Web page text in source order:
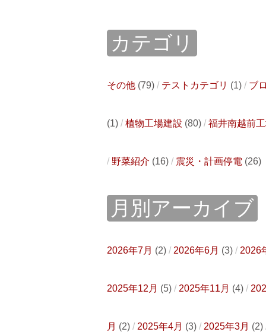
カテゴリ
その他 (79) テストカテゴリ (1) ブ
(1) 植物工場建設 (80) 福井南越前
野菜紹介 (16) 震災・計画停電 (26)
月別アーカイブ
2026年7月 (2) 2026年6月 (3) 2026
2025年12月 (5) 2025年11月 (4)
月 (2) 2025年4月 (3) 2025年3月 (2)